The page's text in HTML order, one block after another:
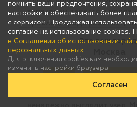
Это ваш
помнить ваши предпочтения,
настройки и обеспечивать более
с сервисом. Продолжая
согласие на использование cookies.
в Соглашении об использовании
персональных данных.
Для отключения cookies вам
изменить настройки браузера.
Согласен